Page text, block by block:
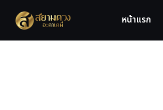
content
หน้าแรก